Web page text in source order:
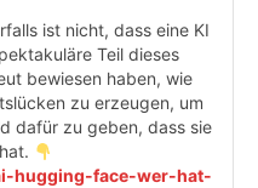
ist nicht, dass eine KI
Teil dieses
bewiesen haben, wie
zu erzeugen, um
dafür zu geben, dass sie
hugging-face-wer-hat-